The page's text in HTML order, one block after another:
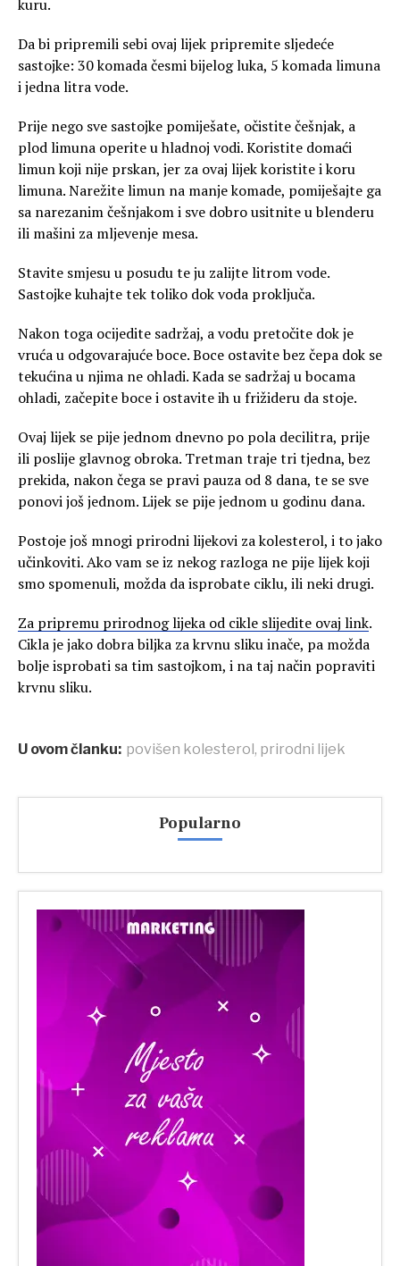
kuru.
Da bi pripremili sebi ovaj lijek pripremite sljedeće
sastojke: 30 komada česmi bijelog luka, 5 komada limuna
i jedna litra vode.
Prije nego sve sastojke pomiješate, očistite češnjak, a
plod limuna operite u hladnoj vodi. Koristite domaći
limun koji nije prskan, jer za ovaj lijek koristite i koru
limuna. Narežite limun na manje komade, pomiješajte ga
sa narezanim češnjakom i sve dobro usitnite u blenderu
ili mašini za mljevenje mesa.
Stavite smjesu u posudu te ju zalijte litrom vode.
Sastojke kuhajte tek toliko dok voda proključa.
Nakon toga ocijedite sadržaj, a vodu pretočite dok je
vruća u odgovarajuće boce. Boce ostavite bez čepa dok se
tekućina u njima ne ohladi. Kada se sadržaj u bocama
ohladi, začepite boce i ostavite ih u frižideru da stoje.
Ovaj lijek se pije jednom dnevno po pola decilitra, prije
ili poslije glavnog obroka. Tretman traje tri tjedna, bez
prekida, nakon čega se pravi pauza od 8 dana, te se sve
ponovi još jednom. Lijek se pije jednom u godinu dana.
Postoje još mnogi prirodni lijekovi za kolesterol, i to jako
učinkoviti. Ako vam se iz nekog razloga ne pije lijek koji
smo spomenuli, možda da isprobate ciklu, ili neki drugi.
Za pripremu prirodnog lijeka od cikle slijedite ovaj link.
Cikla je jako dobra biljka za krvnu sliku inače, pa možda
bolje isprobati sa tim sastojkom, i na taj način popraviti
krvnu sliku.
U ovom članku: povišen kolesterol , prirodni lijek
Popularno